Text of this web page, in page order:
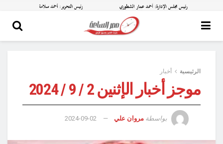
الرئيسية أخبار
موجز أخبار الإثنين 2 / 9 / 2024
بواسطة مروان علي 2024-09-02